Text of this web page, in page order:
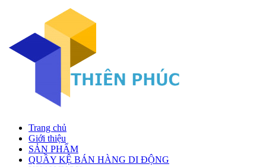
Trang chủ
Giới thiệu
SẢN PHẨM
QUẦY KỆ BÁN HÀNG DI ĐỘNG